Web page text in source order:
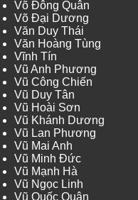
Võ Đông Quân
Võ Đại Dương
Văn Duy Thái
Văn Hoàng Tùng
Vĩnh Tín
Vũ Anh Phương
Vũ Công Chiến
Vũ Duy Tân
Vũ Hoài Sơn
Vũ Khánh Dương
Vũ Lan Phương
Vũ Mai Anh
Vũ Minh Đức
Vũ Mạnh Hà
Vũ Ngọc Linh
Vũ Quốc Quân